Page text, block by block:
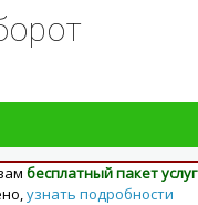
бесплатный пакет услуг
узнать подробности